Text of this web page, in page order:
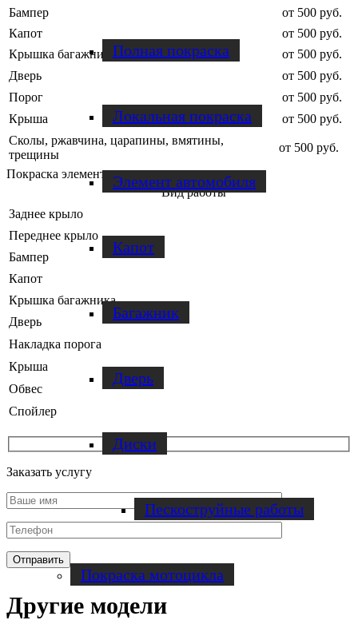
Полная покраска
Локальная покраска
Элемент автомобиля
Капот
Багажник
Дверь
Диски
Пескоструйные работы
Покраска мотоцикла
Бампер
от 500 руб.
Капот
от 500 руб.
Крышка багажника
от 500 руб.
Дверь
от 500 руб.
Порог
от 500 руб.
Крыша
от 500 руб.
Сколы, ржавчина, царапины, вмятины,
трещины
от 500 руб.
Покраска элементов
Вид работы
Заднее крыло
Переднее крыло
Бампер
Капот
Крышка багажника
Дверь
Накладка порога
Крыша
Обвес
Спойлер
Заказать услугу
Другие модели